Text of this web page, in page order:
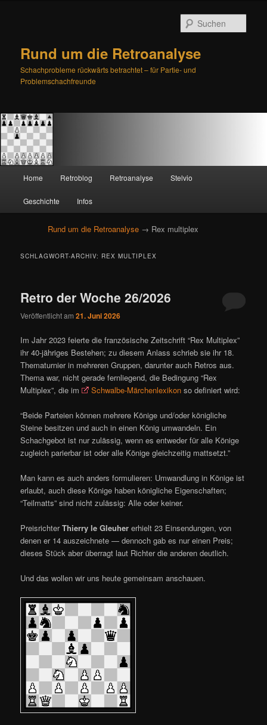
Rund um die Retroanalyse
Schachprobleme rückwärts betrachtet – für Partie- und
Problemschachfreunde
Zum
primären
Inhalt
springen
Zum
sekundären
Inhalt
springen
Home Retroblog Retroanalyse Stelvio
Geschichte Infos
Rund um die Retroanalyse → Rex multiplex
SCHLAGWORT-ARCHIV: REX MULTIPLEX
Retro der Woche 26/2026
Veröffentlicht am21. Juni 2026
Im Jahr 2023 feierte die französische Zeitschrift “Rex Multiplex”
ihr 40-jähriges Bestehen; zu diesem Anlass schrieb sie ihr 18.
Thematurnier in mehreren Gruppen, darunter auch Retros aus.
Thema war, nicht gerade fernliegend, die Bedingung “Rex
Multiplex”, die im
Schwalbe-Märchenlexikon so definiert wird:
“Beide Parteien können mehrere Könige und/oder königliche
Steine besitzen und auch in einen König umwandeln. Ein
Schachgebot ist nur zulässig, wenn es entweder für alle Könige
zugleich parierbar ist oder alle Könige gleichzeitig mattsetzt.”
Man kann es auch anders formulieren: Umwandlung in Könige ist
erlaubt, auch diese Könige haben königliche Eigenschaften;
“Teilmatts” sind nicht zulässig: Alle oder keiner.
PreisrichterThierry le Gleuher erhielt 23 Einsendungen, von
denen er 14 auszeichnete — dennoch gab es nur einen Preis;
dieses Stück aber überragt laut Richter die anderen deutlich.
Und das wollen wir uns heute gemeinsam anschauen.